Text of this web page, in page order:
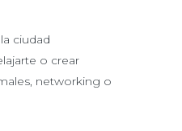
ciudad
o crear
networking o